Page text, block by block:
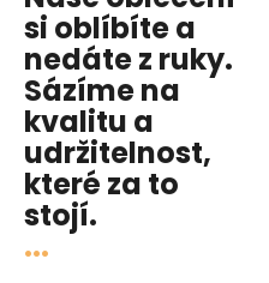
si oblíbíte a
nedáte z ruky.
Sázíme na
kvalitu a
udržitelnost,
které za to
stojí.
...